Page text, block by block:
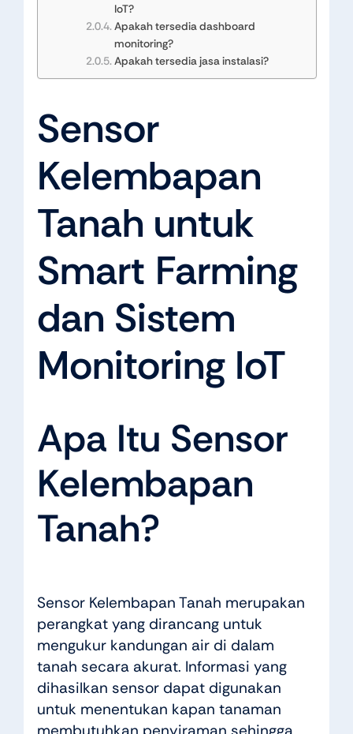
IoT?
Apakah tersedia dashboard
monitoring?
Apakah tersedia jasa instalasi?
Sensor
Kelembapan
Tanah untuk
Smart Farming
dan Sistem
Monitoring IoT
Apa Itu Sensor
Kelembapan
Tanah?
Sensor Kelembapan Tanah merupakan
perangkat yang dirancang untuk
mengukur kandungan air di dalam
tanah secara akurat. Informasi yang
dihasilkan sensor dapat digunakan
untuk menentukan kapan tanaman